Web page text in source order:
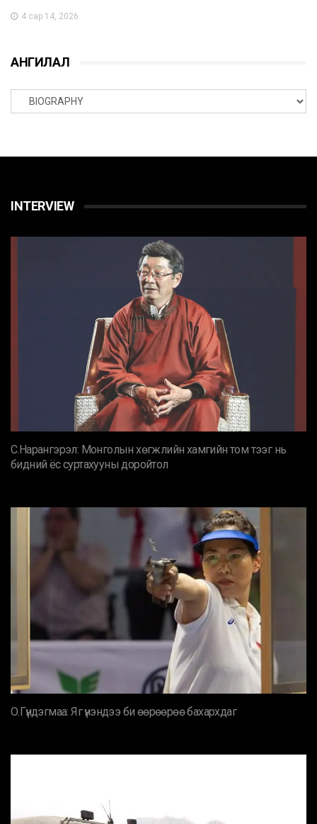
4 сар 14, 2026
АНГИЛАЛ
INTERVIEW
С.Нарангэрэл: Монголын хөгжлийн хамгийн том тээг нь
бидний ёс суртахууны доройтол
О.Гүндэгмаа: Яг үнэндээ би өөрөөрөө бахархдаг